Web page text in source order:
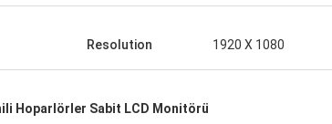
de iyi tasarım, etkileyici düz ekranlar,
Resolution 1920 X 1080
Hoparlörler Sabit LCD Monitörü